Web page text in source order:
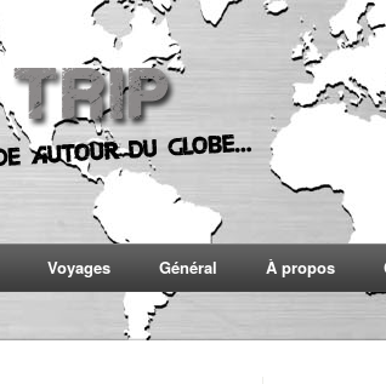
Voyages Général À propos